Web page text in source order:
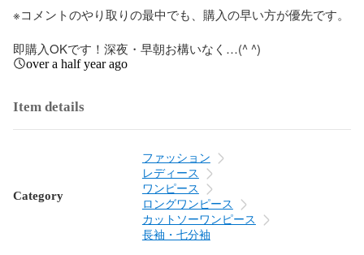
※コメントのやり取りの最中でも、購入の早い方が優先です。
即購入OKです！深夜・早朝お構いなく…(^ ^)
over a half year ago
Item details
Category
ファッション
レディース
ワンピース
ロングワンピース
カットソーワンピース
長袖・七分袖